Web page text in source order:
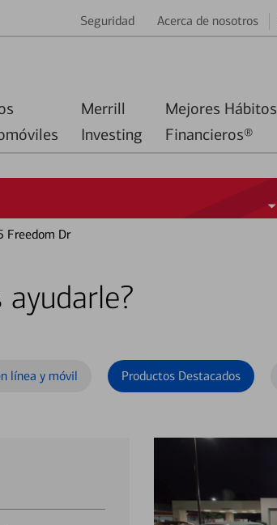
Seguridad Acerca de nosotros
Merrill
Investing
Mejores Hábitos
Financieros®
Freedom Dr
línea y móvil Productos Destacados